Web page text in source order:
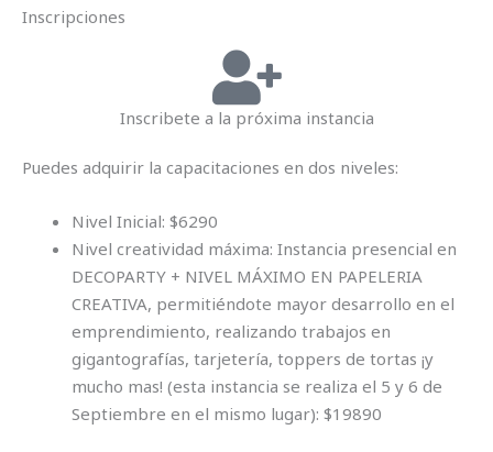
Inscripciones
Inscribete a la próxima instancia
Puedes adquirir la capacitaciones en dos niveles:
Nivel Inicial: $6290
Nivel creatividad máxima: Instancia presencial en
DECOPARTY + NIVEL MÁXIMO EN PAPELERIA
CREATIVA, permitiéndote mayor desarrollo en el
emprendimiento, realizando trabajos en
gigantografías, tarjetería, toppers de tortas ¡y
mucho mas! (esta instancia se realiza el 5 y 6 de
Septiembre en el mismo lugar): $19890